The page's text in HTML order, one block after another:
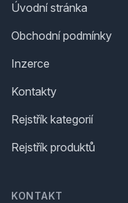
Úvodní stránka
Obchodní podmínky
Inzerce
Kontakty
Rejstřík kategorií
Rejstřík produktů
KONTAKT